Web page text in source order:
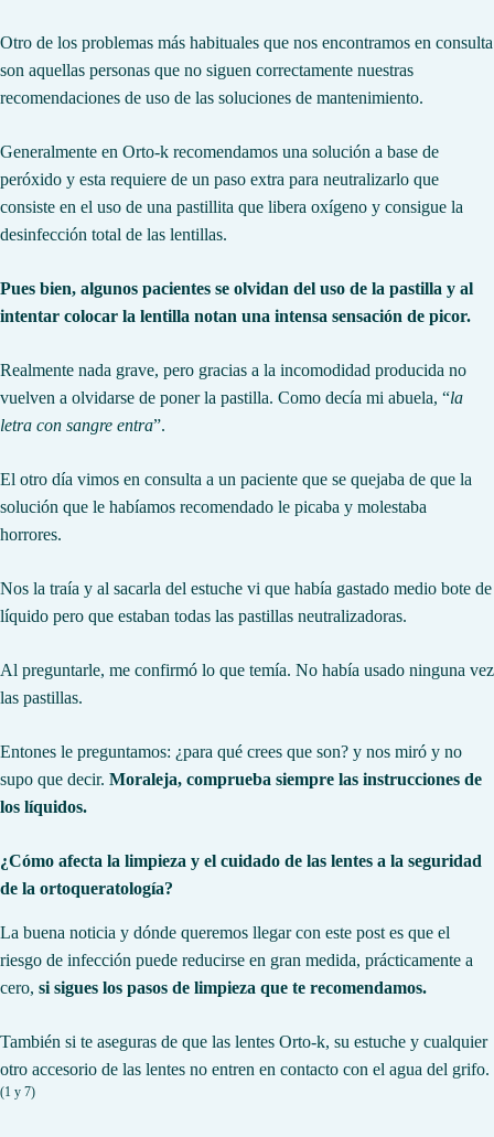
Otro de los problemas más habituales que nos encontramos en consulta
son aquellas personas que no siguen correctamente nuestras
recomendaciones de uso de las soluciones de mantenimiento.
Generalmente en Orto-k recomendamos una solución a base de
peróxido y esta requiere de un paso extra para neutralizarlo que
consiste en el uso de una pastillita que libera oxígeno y consigue la
desinfección total de las lentillas.
Pues bien, algunos pacientes se olvidan del uso de la pastilla y al
intentar colocar la lentilla notan una intensa sensación de picor.
Realmente nada grave, pero gracias a la incomodidad producida no
vuelven a olvidarse de poner la pastilla. Como decía mi abuela, “la
letra con sangre entra”.
El otro día vimos en consulta a un paciente que se quejaba de que la
solución que le habíamos recomendado le picaba y molestaba
horrores.
Nos la traía y al sacarla del estuche vi que había gastado medio bote de
líquido pero que estaban todas las pastillas neutralizadoras.
Al preguntarle, me confirmó lo que temía. No había usado ninguna vez
las pastillas.
Entones le preguntamos: ¿para qué crees que son? y nos miró y no
supo que decir. Moraleja, comprueba siempre las instrucciones de
los líquidos.
¿Cómo afecta la limpieza y el cuidado de las lentes a la seguridad
de la ortoqueratología?
La buena noticia y dónde queremos llegar con este post es que el
riesgo de infección puede reducirse en gran medida, prácticamente a
cero, si sigues los pasos de limpieza que te recomendamos.
También si te aseguras de que las lentes Orto-k, su estuche y cualquier
otro accesorio de las lentes no entren en contacto con el agua del grifo.
(1 y 7)